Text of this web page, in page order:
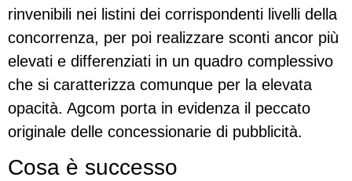
rinvenibili nei listini dei corrispondenti livelli della
concorrenza, per poi realizzare sconti ancor più
elevati e differenziati in un quadro complessivo
che si caratterizza comunque per la elevata
opacità. Agcom porta in evidenza il peccato
originale delle concessionarie di pubblicità.
Cosa è successo